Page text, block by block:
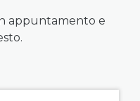
appuntamento e